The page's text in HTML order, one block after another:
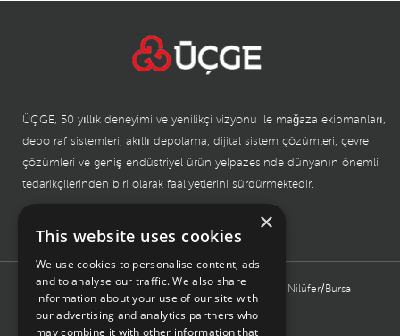
ÜÇGE, 50 yıllık deneyimi ve yenilikçi vizyonu ile mağaza ekipmanları,
depo raf sistemleri, akıllı depolama, dijital sistem çözümleri, çevre
çözümleri ve geniş endüstriyel ürün yelpazesinde dünyanın önemli
tedarikçilerinden biri olarak faaliyetlerini sürdürmektedir.
BURSA MERKEZ
Işıktepe Organize Sanayi, Kahverengi Sokak No:16 Nilüfer/Bursa
TÜRKİYE
×
This website uses cookies
We use cookies to personalise content, ads
and to analyse our traffic. We also share
information about your use of our site with
our advertising and analytics partners who
may combine it with other information that